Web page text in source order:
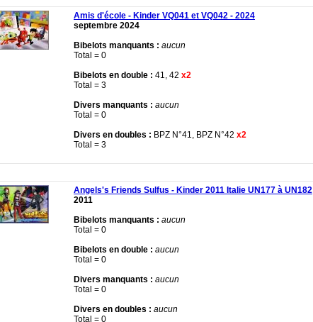
Amis d'école - Kinder VQ041 et VQ042 - 2024
septembre 2024
Bibelots manquants : aucun
Total = 0
Bibelots en double : 41, 42 x2
Total = 3
Divers manquants : aucun
Total = 0
Divers en doubles : BPZ N°41, BPZ N°42 x2
Total = 3
Angels's Friends Sulfus - Kinder 2011 Italie UN177 à UN182
2011
Bibelots manquants : aucun
Total = 0
Bibelots en double : aucun
Total = 0
Divers manquants : aucun
Total = 0
Divers en doubles : aucun
Total = 0